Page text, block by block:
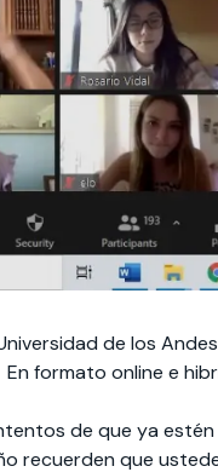
de los
formato online e
de que ya
recuerden que